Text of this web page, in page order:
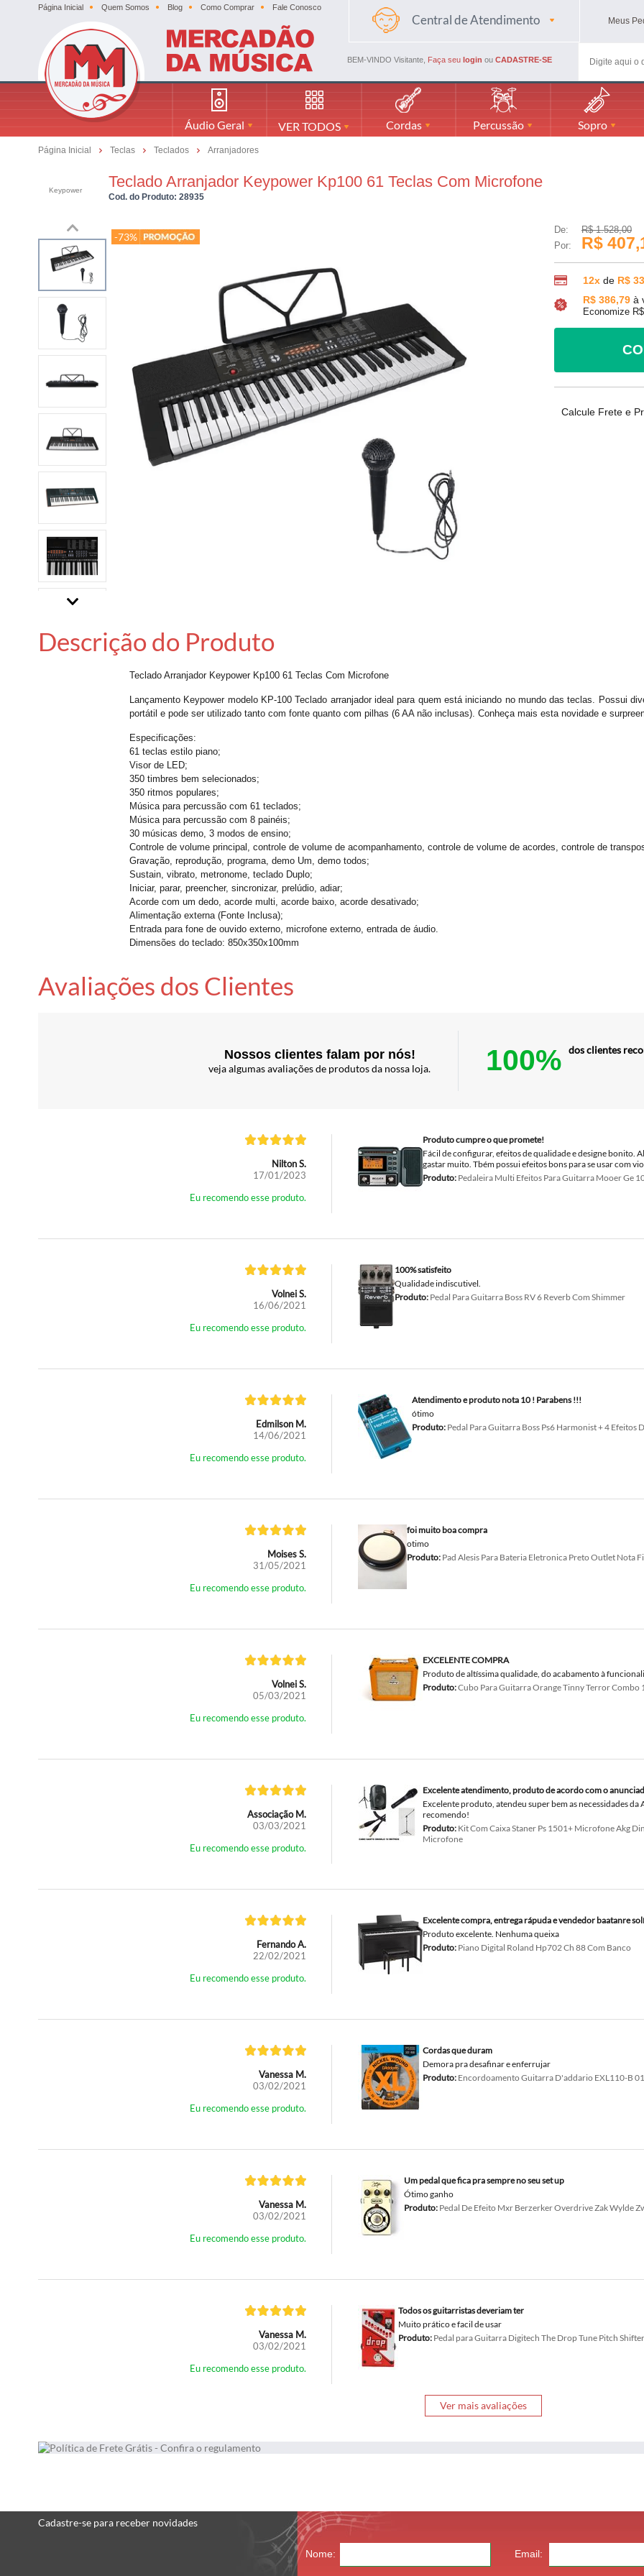
Página Inicial Quem Somos Blog Como Comprar Fale Conosco
Meus
Central de Atendimento
(48) 988594116
BEM-VINDO Visitante, Faça seu login ou CADASTRE-SE
Áudio Geral VER TODOS Cordas Percussão Sopro
Página Inicial Teclas Teclados Arranjadores
Keypower Teclado Arranjador Keypower Kp100 61 Teclas Com Microfone
Cod. do Produto: 28935
-73%
De:
R$ 1.528,00
Por:
R$
12x de R$
R$ 386,79à
Economize
Calcule Frete e
Descrição do Produto
Teclado Arranjador Keypower Kp100 61 Teclas Com Microfone
Lançamento Keypower modelo KP-100 Teclado arranjador ideal para quem está iniciando no mundo das teclas. Possui
portátil e pode ser utilizado tanto com fonte quanto com pilhas (6 AA não inclusas). Conheça mais esta novidade e
Especificações:
61 teclas estilo piano;
Visor de LED;
350 timbres bem selecionados;
350 ritmos populares;
Música para percussão com 61 teclados;
Música para percussão com 8 painéis;
30 músicas demo, 3 modos de ensino;
Controle de volume principal, controle de volume de acompanhamento, controle de volume de acordes, controle de
Gravação, reprodução, programa, demo Um, demo todos;
Sustain, vibrato, metronome, teclado Duplo;
Iniciar, parar, preencher, sincronizar, prelúdio, adiar;
Acorde com um dedo, acorde multi, acorde baixo, acorde desativado;
Alimentação externa (Fonte Inclusa);
Entrada para fone de ouvido externo, microfone externo, entrada de áudio.
Dimensões do teclado: 850x350x100mm
Avaliações dos Clientes
Nossos clientes falam por nós!
veja algumas avaliações de produtos da nossa loja. 100% dos clientes
Nilton S.
17/01/2023
Eu recomendo esse produto.
Produto cumpre o que promete!
Fácil de configurar, efeitos de qualidade e designe bonito.
gastar muito. Tbém possui efeitos bons para se usar com
Produto:Pedaleira Multi Efeitos Para Guitarra Mooer Ge
Volnei S.
16/06/2021
Eu recomendo esse produto.
100% satisfeito
Qualidade indiscutivel.
Produto:Pedal Para Guitarra Boss RV 6 Reverb Com Shimmer
Edmilson M.
14/06/2021
Eu recomendo esse produto.
Atendimento e produto nota 10 ! Parabens !!!
ótimo
Produto:Pedal Para Guitarra Boss Ps6 Harmonist + 4 Efeitos
Moises S.
31/05/2021
Eu recomendo esse produto.
foi muito boa compra
otimo
Produto:Pad Alesis Para Bateria Eletronica Preto Outlet Nota
Volnei S.
05/03/2021
Eu recomendo esse produto.
EXCELENTE COMPRA
Produto de altíssima qualidade, do acabamento à
Produto:Cubo Para Guitarra Orange Tinny Terror Combo
Associação M.
03/03/2021
Eu recomendo esse produto.
Excelente atendimento, produto de acordo com o
Excelente produto, atendeu super bem as necessidades
recomendo!
Produto:Kit Com Caixa Staner Ps 1501+ Microfone Akg
Microfone
Fernando A.
22/02/2021
Eu recomendo esse produto.
Excelente compra, entrega rápuda e vendedor baatanre
Produto excelente. Nenhuma queixa
Produto:Piano Digital Roland Hp702 Ch 88 Com Banco
Vanessa M.
03/02/2021
Eu recomendo esse produto.
Cordas que duram
Demora pra desafinar e enferrujar
Produto:Encordoamento Guitarra D'addario EXL110-B
Vanessa M.
03/02/2021
Eu recomendo esse produto.
Um pedal que fica pra sempre no seu set up
Ótimo ganho
Produto:Pedal De Efeito Mxr Berzerker Overdrive Zak Wylde
Vanessa M.
03/02/2021
Eu recomendo esse produto.
Todos os guitarristas deveriam ter
Muito prático e facil de usar
Produto:Pedal para Guitarra Digitech The Drop Tune Pitch
Ver mais avaliações
Cadastre-se para receber novidades
Nome: Email: